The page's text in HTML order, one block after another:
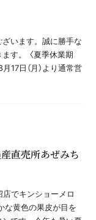
います。誠に勝手な
す。 〈夏季休業期
17日（月）より通常営
直売所あぜみち
でキンショーメロ
な黄色の果皮が目を